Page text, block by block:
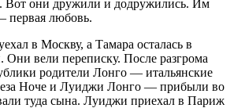
Вот они дружили и додружились. Им
первая любовь.
в Москву, а Тамара осталась в
вели переписку. После разгрома
родители Лонго — итальянские
Ноче и Луиджи Лонго — прибыли во
туда сына. Луиджи приехал в Париж